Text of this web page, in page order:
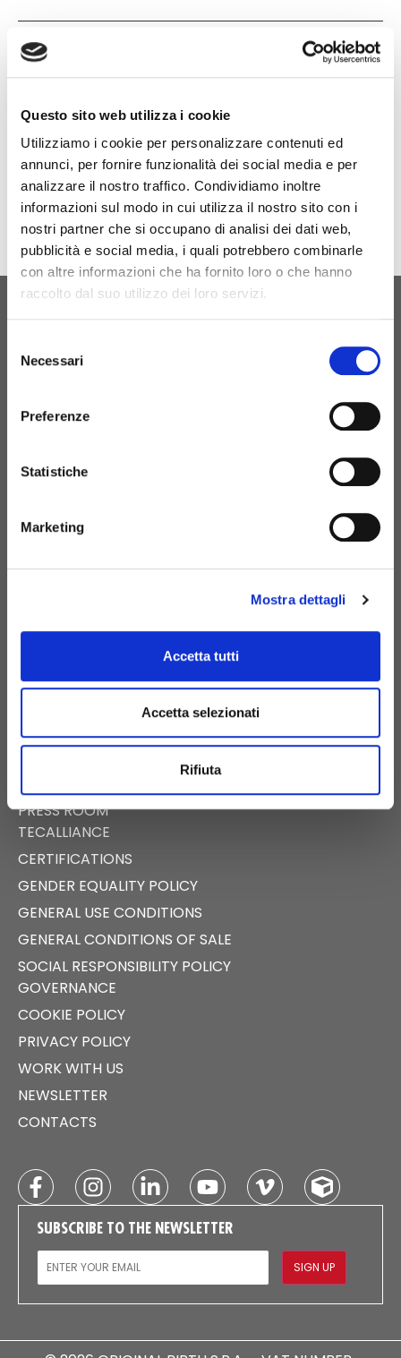
Questo sito web utilizza i cookie
Utilizziamo i cookie per personalizzare contenuti ed
annunci, per fornire funzionalità dei social media e per
analizzare il nostro traffico. Condividiamo inoltre
informazioni sul modo in cui utilizza il nostro sito con i
nostri partner che si occupano di analisi dei dati web,
pubblicità e social media, i quali potrebbero combinarle
con altre informazioni che ha fornito loro o che hanno
raccolto dal suo utilizzo dei loro servizi.
delNecessari
Preferenze
Statistiche
Marketing
Mostra dettagli
Accetta tutti
Accetta selezionati
Rifiuta
12 OCTOBER 2020
NULL
Download
CONTACT US
+39 081 506 2506
S.S. APPIA KM 192,500 – 81052
PIGNATARO MAGGIORE (CE) – ITALY
E-COMMERCE
DIGITAL CATALOG
NEWS
PRESS ROOM
TECALLIANCE
CERTIFICATIONS
GENDER EQUALITY POLICY
GENERAL USE CONDITIONS
GENERAL CONDITIONS OF SALE
SOCIAL RESPONSIBILITY POLICY
GOVERNANCE
COOKIE POLICY
PRIVACY POLICY
WORK WITH US
NEWSLETTER
CONTACTS
SUBSCRIBE TO THE NEWSLETTER
EMAIL
SIGN UP